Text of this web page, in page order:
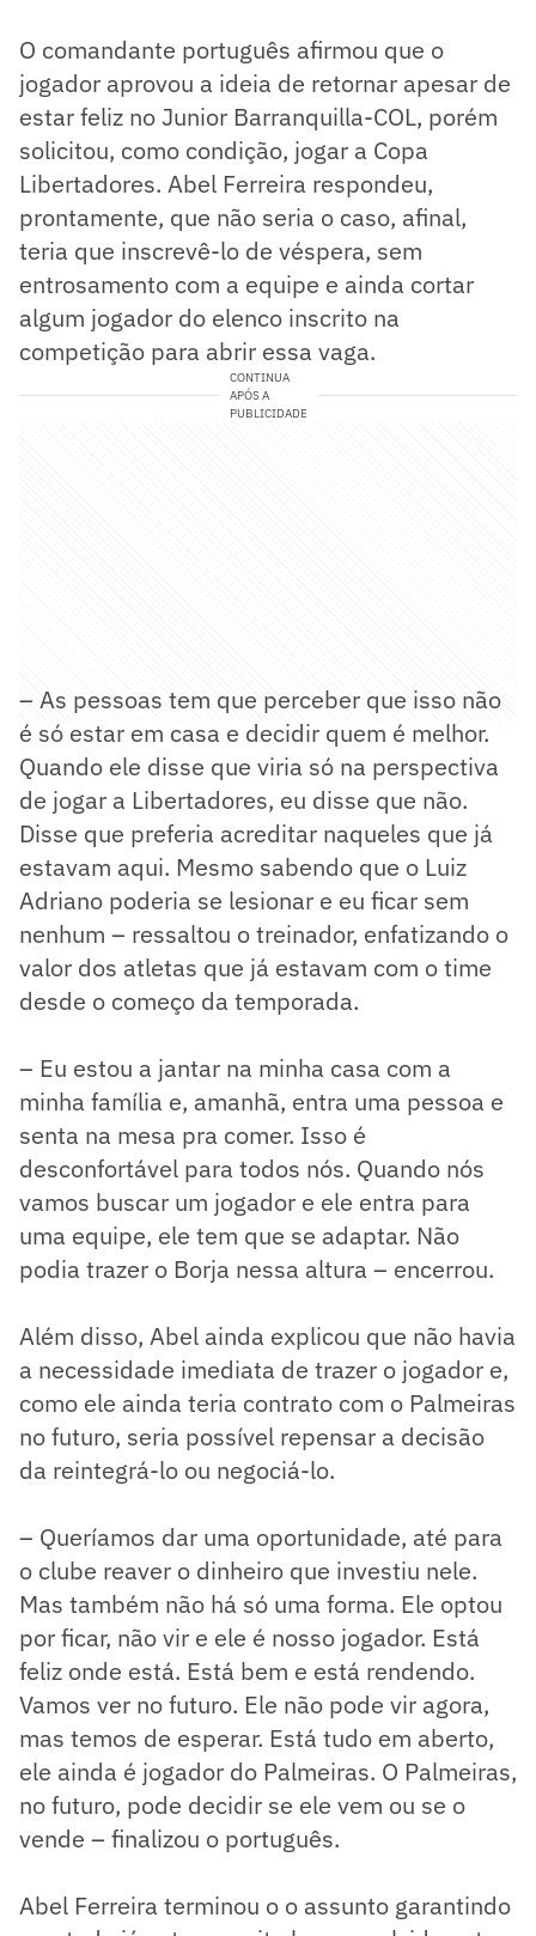
O comandante português afirmou que o
jogador aprovou a ideia de retornar apesar de
estar feliz no Junior Barranquilla-COL, porém
solicitou, como condição, jogar a Copa
Libertadores. Abel Ferreira respondeu,
prontamente, que não seria o caso, afinal,
teria que inscrevê-lo de véspera, sem
entrosamento com a equipe e ainda cortar
algum jogador do elenco inscrito na
competição para abrir essa vaga.
CONTINUA
APÓS A
PUBLICIDADE
– As pessoas tem que perceber que isso não
é só estar em casa e decidir quem é melhor.
Quando ele disse que viria só na perspectiva
de jogar a Libertadores, eu disse que não.
Disse que preferia acreditar naqueles que já
estavam aqui. Mesmo sabendo que o Luiz
Adriano poderia se lesionar e eu ficar sem
nenhum – ressaltou o treinador, enfatizando o
valor dos atletas que já estavam com o time
desde o começo da temporada.
– Eu estou a jantar na minha casa com a
minha família e, amanhã, entra uma pessoa e
senta na mesa pra comer. Isso é
desconfortável para todos nós. Quando nós
vamos buscar um jogador e ele entra para
uma equipe, ele tem que se adaptar. Não
podia trazer o Borja nessa altura – encerrou.
Além disso, Abel ainda explicou que não havia
a necessidade imediata de trazer o jogador e,
como ele ainda teria contrato com o Palmeiras
no futuro, seria possível repensar a decisão
da reintegrá-lo ou negociá-lo.
– Queríamos dar uma oportunidade, até para
o clube reaver o dinheiro que investiu nele.
Mas também não há só uma forma. Ele optou
por ficar, não vir e ele é nosso jogador. Está
feliz onde está. Está bem e está rendendo.
Vamos ver no futuro. Ele não pode vir agora,
mas temos de esperar. Está tudo em aberto,
ele ainda é jogador do Palmeiras. O Palmeiras,
no futuro, pode decidir se ele vem ou se o
vende – finalizou o português.
Abel Ferreira terminou o o assunto garantindo